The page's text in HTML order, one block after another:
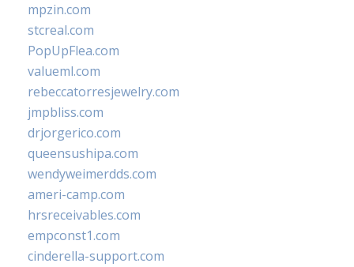
mpzin.com
stcreal.com
PopUpFlea.com
valueml.com
rebeccatorresjewelry.com
jmpbliss.com
drjorgerico.com
queensushipa.com
wendyweimerdds.com
ameri-camp.com
hrsreceivables.com
empconst1.com
cinderella-support.com